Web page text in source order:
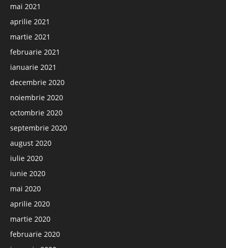
mai 2021
aprilie 2021
martie 2021
februarie 2021
ianuarie 2021
decembrie 2020
noiembrie 2020
octombrie 2020
septembrie 2020
august 2020
iulie 2020
iunie 2020
mai 2020
aprilie 2020
martie 2020
februarie 2020